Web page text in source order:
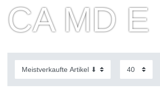
CA MD